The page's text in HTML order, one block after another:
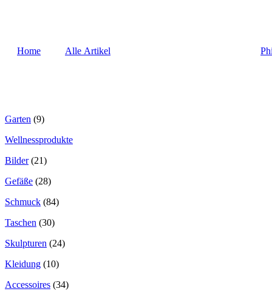
Home Alle Artikel
Garten (9)
Wellnessprodukte
Bilder (21)
Gefäße (28)
Schmuck (84)
Taschen (30)
Skulpturen (24)
Kleidung (10)
Accessoires (34)